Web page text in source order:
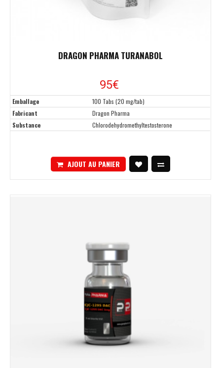
DRAGON PHARMA TURANABOL
95€
Emballage
100 Tabs (20 mg/tab)
Fabricant
Dragon Pharma
Substance
Chlorodehydromethyltestosterone
AJOUT AU PANIER